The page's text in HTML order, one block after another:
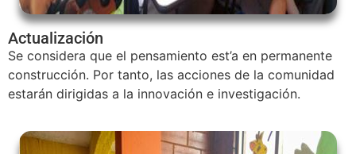
Actualización
Se considera que el pensamiento est’a en permanente
construcción. Por tanto, las acciones de la comunidad
estarán dirigidas a la innovación e investigación.